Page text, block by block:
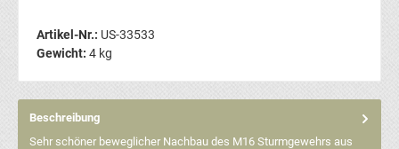
Artikel-Nr.: US-33533
Gewicht: 4 kg
Beschreibung
Sehr schöner beweglicher Nachbau des M16 Sturmgewehrs aus